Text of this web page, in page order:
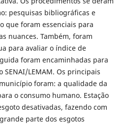
pesquisas bibliográficas e
que foram essenciais para
nuances. Também, foram
para avaliar o índice de
foram encaminhadas para
LEMAM. Os principais
foram: a qualidade da
o consumo humano. Estação
desativadas, fazendo com
parte dos esgotos